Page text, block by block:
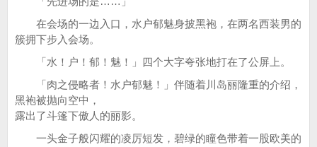
在会场的一边入口，水户郁魅身披黑袍，在两名西装男的
簇拥下步入会场。
「水！户！郁！魅！」四个大字夸张地打在了公屏上。
「肉之侵略者！水户郁魅！」伴随着川岛丽隆重的介绍，
黑袍被抛向空中，
露出了斗篷下傲人的丽影。
一头金子般闪耀的凌厉短发，碧绿的瞳色带着一股欧美的